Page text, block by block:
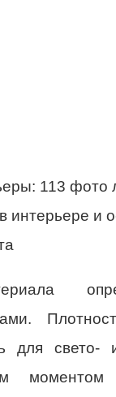
для свето- и
моментом